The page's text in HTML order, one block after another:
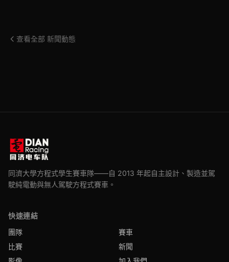
查看全部 新聞動態
同濟大學方程式學生賽車隊——自 2013 年起自主設計、製造並駕
駛純電動與無人駕駛方程式賽車。
快速連結
團隊
賽車
比賽
新聞